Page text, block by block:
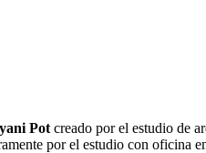
Pot creado por el estudio de
por el estudio con oficina